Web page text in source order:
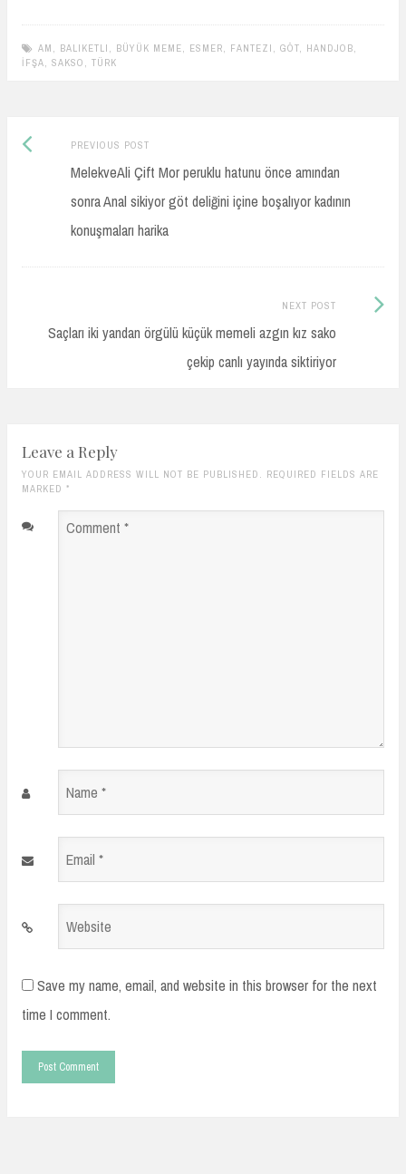
AM BALIKETLI BÜYÜK MEME ESMER FANTEZI GÖT HANDJOB
İFŞA
SAKSO TÜRK
Post
navigation
PREVIOUS POSTPrevious
post:
MelekveAli Çift Mor peruklu hatunu önce amından
sonra Anal sikiyor göt deliğini içine boşalıyor kadının
konuşmaları harika
NEXT POST
Saçları iki yandan örgülü küçük memeli azgın kız sako
çekip canlı yayında siktiriyor
Next
Leave a Reply
YOUR EMAIL ADDRESS WILL NOT BE PUBLISHED. REQUIRED FIELDS ARE
MARKED *
Comment
Name
Email
Website
Save my name, email, and website in this browser for the next
time I comment.